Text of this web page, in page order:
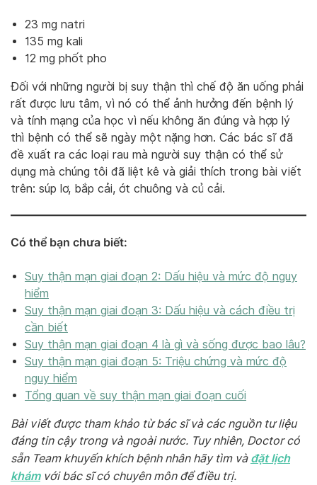
23 mg natri
135 mg kali
12 mg phốt pho
Đối với những người bị suy thận thì chế độ ăn uống phải
rất được lưu tâm, vì nó có thể ảnh hưởng đến bệnh lý
và tính mạng của học vì nếu không ăn đúng và hợp lý
thì bệnh có thể sẽ ngày một nặng hơn. Các bác sĩ đã
đề xuất ra các loại rau mà người suy thận có thể sử
dụng mà chúng tôi đã liệt kê và giải thích trong bài viết
trên: súp lơ, bắp cải, ớt chuông và củ cải.
Có thể bạn chưa biết:
Suy thận mạn giai đoạn 2: Dấu hiệu và mức độ nguy
hiểm
Suy thận mạn giai đoạn 3: Dấu hiệu và cách điều trị
cần biết
Suy thận mạn giai đoạn 4 là gì và sống được bao lâu?
Suy thận mạn giai đoạn 5: Triệu chứng và mức độ
nguy hiểm
Tổng quan về suy thận mạn giai đoạn cuối
Bài viết được tham khảo từ bác sĩ và các nguồn tư liệu
đáng tin cậy trong và ngoài nước. Tuy nhiên, Doctor có
sẵn Team khuyến khích bệnh nhân hãy tìm và đặt lịch
khámvới bác sĩ có chuyên môn để điều trị.